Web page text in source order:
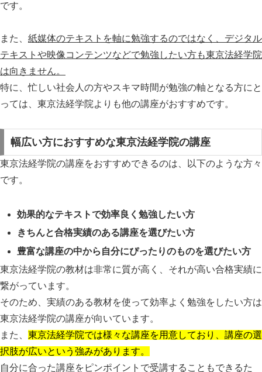
です。
また、 紙媒体のテキストを軸に勉強するのではなく、デジタル
テキストや映像コンテンツなどで勉強したい方も東京法経学院
は向きません。
特に、忙しい社会人の方やスキマ時間が勉強の軸となる方にと
っては、東京法経学院よりも他の講座がおすすめです。
幅広い方におすすめな東京法経学院の講座
東京法経学院の講座をおすすめできるのは、以下のような方々
です。
効果的なテキストで効率良く勉強したい方
きちんと合格実績のある講座を選びたい方
豊富な講座の中から自分にぴったりのものを選びたい方
東京法経学院の教材は非常に質が高く、それが高い合格実績に
繋がっています。
そのため、実績のある教材を使って効率よく勉強をしたい方は
東京法経学院の講座が向いています。
また、 東京法経学院では様々な講座を用意しており、講座の選
択肢が広いという強みがあります。
自分に合った講座をピンポイントで受講することもできるた